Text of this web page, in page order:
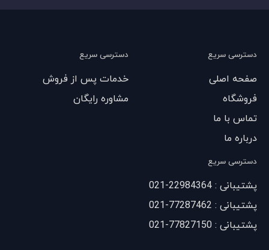
دسترسی سریع
صفحه اصلی
فروشگاه
تماس با ما
درباره ما
دسترسی سریع
خدمات پس از فروش
مشاوره رایگان
دسترسی سریع
پشتیبانی : 22984364-021
پشتیبانی : 77287462-021
پشتیبانی : 77827150-021